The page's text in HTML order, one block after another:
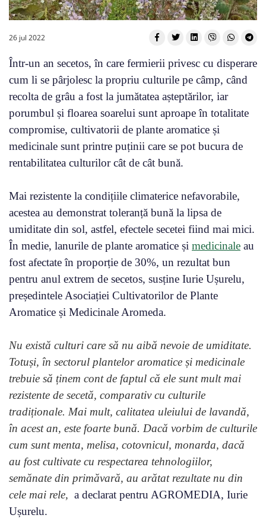
26 jul 2022
Într-un an secetos, în care fermierii privesc cu disperare
cum li se pârjolesc la propriu culturile pe câmp, când
recolta de grâu a fost la jumătatea așteptărilor, iar
porumbul și floarea soarelui sunt aproape în totalitate
compromise, cultivatorii de plante aromatice și
medicinale sunt printre puținii care se pot bucura de
rentabilitatea culturilor cât de cât bună.
Mai rezistente la condițiile climaterice nefavorabile,
acestea au demonstrat toleranță bună la lipsa de
umiditate din sol, astfel, efectele secetei fiind mai mici.
În medie, lanurile de plante aromatice și medicinale au
fost afectate în proporție de 30%, un rezultat bun
pentru anul extrem de secetos, susține Iurie Ușurelu,
președintele Asociației Cultivatorilor de Plante
Aromatice și Medicinale Aromeda.
Nu există culturi care să nu aibă nevoie de umiditate.
Totuși, în sectorul plantelor aromatice și medicinale
trebuie să ținem cont de faptul că ele sunt mult mai
rezistente de secetă, comparativ cu culturile
tradiționale. Mai mult, calitatea uleiului de lavandă,
în acest an, este foarte bună. Dacă vorbim de culturile
cum sunt menta, melisa, cotovnicul, monarda, dacă
au fost cultivate cu respectarea tehnologiilor,
semănate din primăvară, au arătat rezultate nu din
cele mai rele, a declarat pentru AGROMEDIA, Iurie
Ușurelu.